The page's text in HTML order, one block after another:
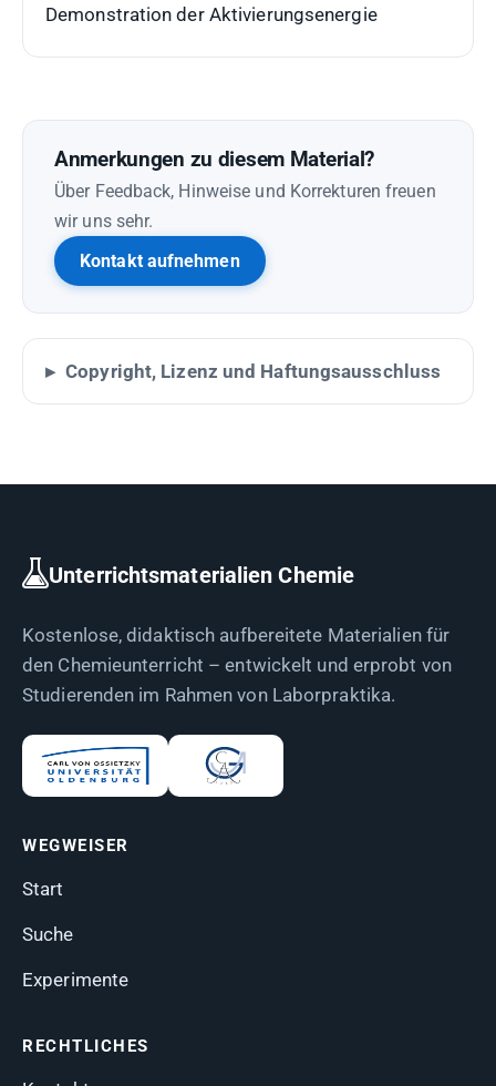
Demonstration der Aktivierungsenergie
Anmerkungen zu diesem Material?
Über Feedback, Hinweise und Korrekturen freuen
wir uns sehr.
Kontakt aufnehmen
Copyright, Lizenz und Haftungsausschluss
Unterrichtsmaterialien Chemie
Kostenlose, didaktisch aufbereitete Materialien für
den Chemieunterricht – entwickelt und erprobt von
Studierenden im Rahmen von Laborpraktika.
WEGWEISER
Start
Suche
Experimente
RECHTLICHES